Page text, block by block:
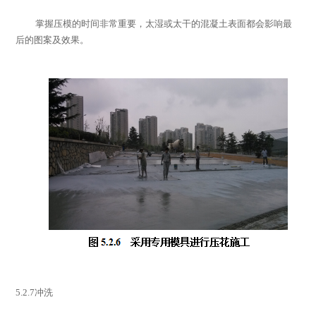
掌握压模的时间非常重要，太湿或太干的混凝土表面都会影响最
后的图案及效果。
5.2.7冲洗